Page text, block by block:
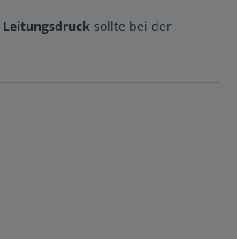
Leitungsdruck sollte bei der